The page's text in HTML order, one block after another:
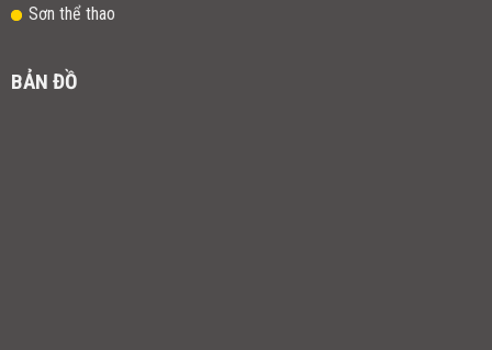
Sơn thể thao
BẢN ĐỒ